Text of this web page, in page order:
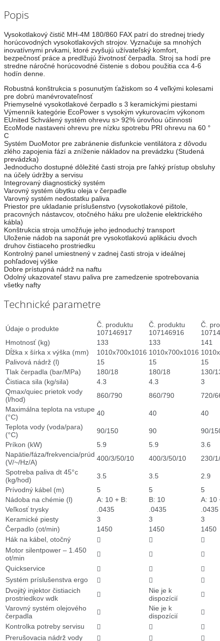
Popis
Vysokotlakový čistič MH-4M 180/860 FAX patrí do strednej triedy
horúcovodných vysokotlakových strojov. Vyznačuje sa mnohých
inovatívnymi prvkami, ktoré zvyšujú užívateľský komfort,
bezpečnosť práce a predlžujú životnosť čerpadla. Stroj sa hodí pre
stredne náročné horúcovodné čistenie s dobou použitia cca 4-6
hodín denne.
Robustná konštrukcia s posunutým ťažiskom so 4 veľkými kolesami
pre dobrú manévrovateľnosť
Priemyselné vysokotlakové čerpadlo s 3 keramickými piestami
Výmenník kategórie EcoPower s vysokým vykurovacím výkonom
EUnited Schválený systém ohrevu s> 92% úrovňou účinnosti
EcoMode nastaveni ohrevu pre nízku spotrebu PRI ohrevu na 60 °
C
Systém DuoMotor pre zabránenie disfunkcie ventilátora z dôvodu
zlého zapojenia fází a zníženie nákladov na prevádzku (Studená
prevádzka)
Jednoducho dostupné dôležité časti stroja pre ľahký prístup obsluhy
na účely údržby a servisu
Integrovaný diagnostický systém
Varovný systém úbytku oleja v čerpadle
Varovný systém nedostatku paliva
Priestor pre ukladanie príslušenstvo (vysokotlakové pištole,
pracovných nástavcov, otočného háku pre uloženie elektrického
kábla)
Konštrukcia stroja umožňuje jeho jednoduchý transport
Uloženie nádob na saponát pre vysokotlakovú aplikáciu dvoch
druhov čistiaceho prostriedku
Kontrolný panel umiestnený v zadnej časti stroja v ideálnej
pohľadovej výške
Dobre prístupná nádrž na naftu
Odolný ukazovateľ stavu paliva pre zamedzenie spotrebovania
všetky nafty
Technické parametre
Údaje o produkte
Č. produktu
107146917
Č. produktu
107146916
Č.
Hmotnosť (kg)
133 133
141
Dĺžka x šírka x výška (mm)
1010x700x1016 1010x700x1016
Palivová nádrž (l)
15 15
15
Tlak čerpadla (bar/MPa)
180/18 180/18
130/
Čistiaca sila (kg/sila)
4.3 4.3
3
Qmax/quiec prietok vody
(l/hod)
860/790 860/790
720/
Maximálna teplota na vstupe
(°C)
40 40
40
Teplota vody (voda/para)
(°C)
90/150 90
90/
Príkon (kW)
5.9 5.9
3.6
Napätie/fáza/frekvencia/prúd
(V/~/Hz/A)
400/3/50/10 400/3/50/10
230/
Spotreba paliva dt 45°c
(kg/hod)
3.5 3.5
2.9
Prívodný kábel (m)
5 5
5
Nádoba na chémie (l)
A: 10 + B: B: 10
A: 10
Veľkosť trysky
.0435 .0435
.0435
Keramické piesty
3 3
3
Čerpadlo (ot/min)
1450 1450
1450
Hák na kábel, otočný
 

Motor silentpower – 1.450
ot/min
 

Quickservice
 

Systém príslušenstva ergo
 

Dvojitý injektor čistiacich
prostriedkov wdk

Nie je k
dispozícií

Varovný systém olejového
čerpadla

Nie je k
dispozícií

Kontrolka potreby servisu
 

Prerušovacia nádrž vody
  